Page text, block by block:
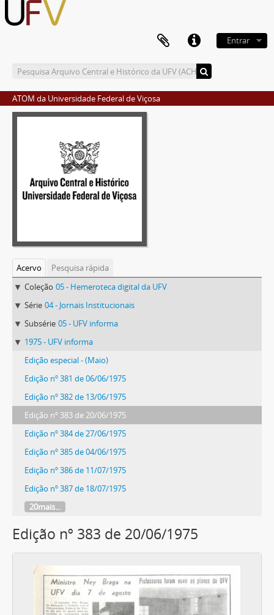
Entrar
ATOM da Universidade Federal de Viçosa
Acervo
Pesquisa rápida
Coleção 05 - Hemeroteca digital da UFV
Série 04 - Jornais Institucionais
Subsérie 05 - UFV informa
1975 - UFV informa
Edição especial - (Maio)
Edição nº 381 de 06/06/1975
Edição nº 382 de 13/06/1975
Edição nº 383 de 20/06/1975
Edição nº 384 de 27/06/1975
Edição nº 385 de 04/06/1975
Edição nº 386 de 11/07/1975
Edição nº 387 de 18/07/1975
20mais...
Edição nº 383 de 20/06/1975